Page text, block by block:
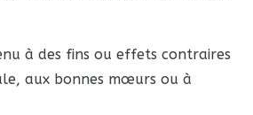
à des fins ou effets contraires
aux bonnes mœurs ou à